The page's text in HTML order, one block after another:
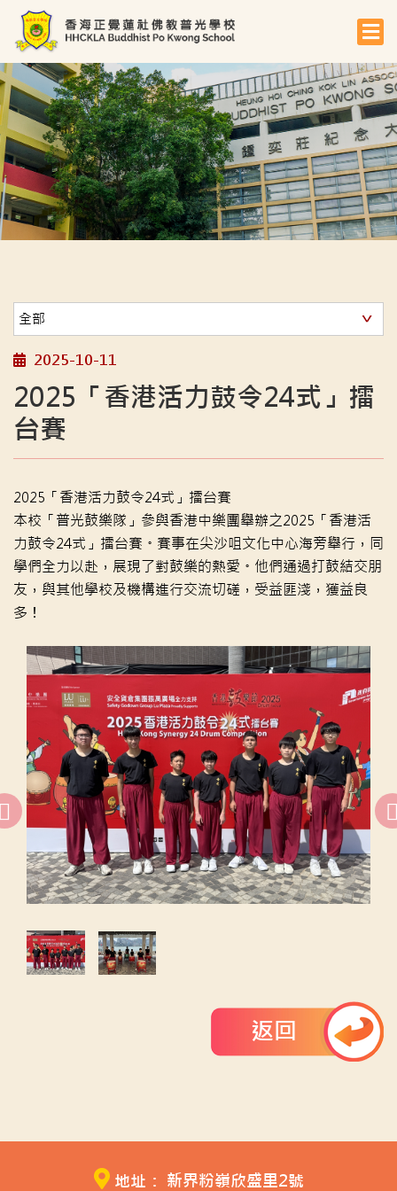
2025-10-11
2025「香港活力鼓令24式」擂
台賽
2025「香港活力鼓令24式」擂台賽
本校「普光鼓樂隊」參與香港中樂團舉辦之2025「香港活
力鼓令24式」擂台賽。賽事在尖沙咀文化中心海旁舉行，同
學們全力以赴，展現了對鼓樂的熱愛。他們通過打鼓結交朋
友，與其他學校及機構進行交流切磋，受益匪淺，獲益良
多！
返回
地址： 新界粉嶺欣盛里2號